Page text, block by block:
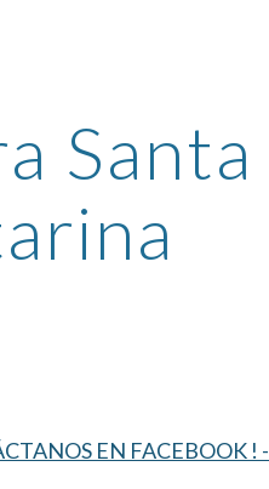
Santa
EN FACEBOOK ! -